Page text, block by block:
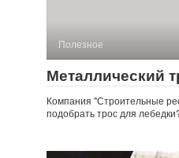
Полезное
Металлический
Компания "Строительные
подобрать трос для